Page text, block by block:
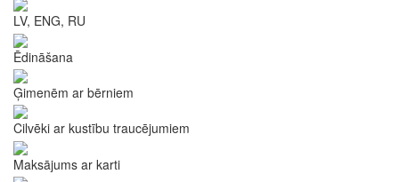
LV, ENG, RU
Ēdināšana
Ģimenēm ar bērniem
Cilvēki ar kustību traucējumiem
Maksājums ar karti